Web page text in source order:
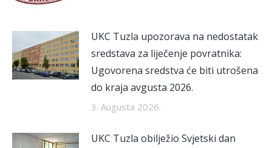
UKC Tuzla upozorava na nedostatak
sredstava za liječenje povratnika:
Ugovorena sredstva će biti utrošena
do kraja avgusta 2026.
3. Augusta 2026.
UKC Tuzla obilježio Svjetski dan